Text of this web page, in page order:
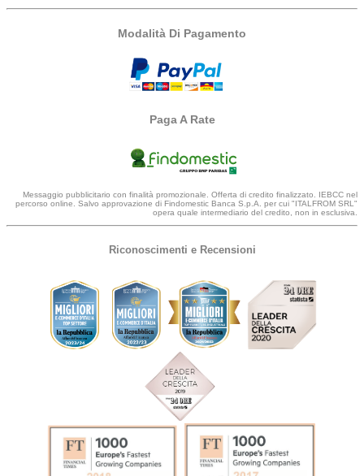
Modalità Di Pagamento
Paga A Rate
Messaggio pubblicitario con finalità promozionale. Offerta di credito finalizzato. IEBCC nel
percorso online. Salvo approvazione di Findomestic Banca S.p.A. per cui "ITALFROM SRL"
opera quale intermediario del credito, non in esclusiva.
Riconoscimenti e Recensioni